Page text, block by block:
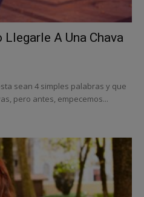
Llegarle A Una Chava
sean 4 simples palabras y que
pero antes, empecemos...